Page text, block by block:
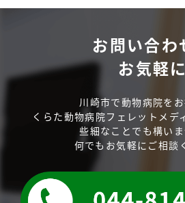
お問い合わ
お気軽に
川崎市で動物病院を
くらた動物病院フェレットメデ
些細なことでも構い
何でもお気軽にご相談